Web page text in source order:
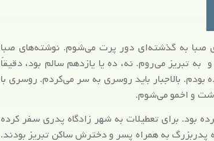
صبا به گذشته‌ای دور پرت می‌شوم. نوشته‌های صبا
تبریز می‌روم. نه، ده یا یازدهم سالم بود، دقیقاً
بالاجبار باید روسری به سر می‌کردم. روسری با
و اخمو می‌شوم.
بود. برای تعطیلات به شهر زادگاه پدری سفر کرده
به همراه پسر و دخترش ساکن تبریز بودند.